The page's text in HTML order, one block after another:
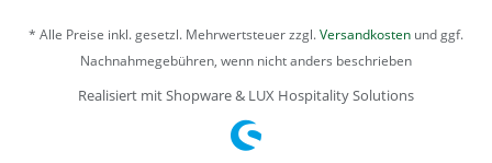
* Alle Preise inkl. gesetzl. Mehrwertsteuer zzgl.Versandkosten und ggf.
Nachnahmegebühren, wenn nicht anders beschrieben
Realisiert mit Shopware & LUX Hospitality Solutions